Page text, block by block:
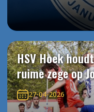
HSV Hoek
ruime zege op
27-04-2026